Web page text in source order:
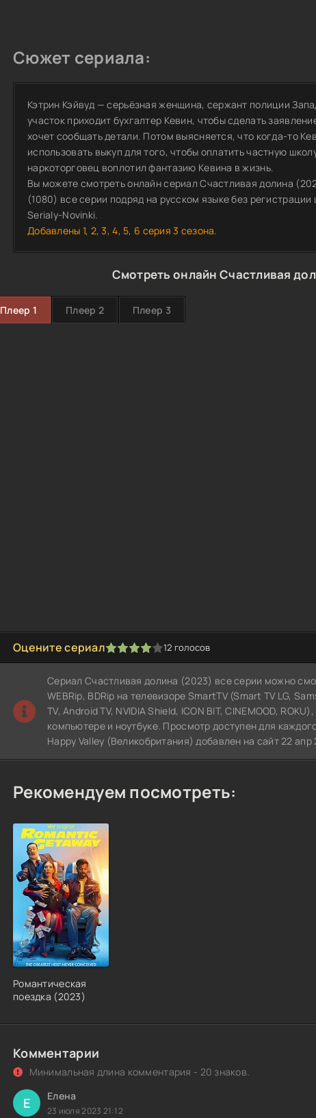
Сюжет сериала:
Кэтрин Кэйвуд — серьёзная женщина, сержант полиции
участок приходит бухгалтер Кевин, чтобы сделать
хочет сообщать детали. Потом выясняется, что когда-то
использовать выкуп для того, чтобы оплатить частную
наркоторговец воплотил фантазию Кевина в жизнь.
Вы можете смотреть онлайн сериал Счастливая долина
(1080) все серии подряд на русском языке без
Serialy-Novinki.
Добавлены 1, 2, 3, 4, 5, 6 серия 3 сезона.
Смотреть онлайн Счастливая
Плеер 1 Плеер 2 Плеер 3
Оцените сериал
1 2 3 4 5 12 голосов
Сериал Счастливая долина (2023) все серии можно
WEBRip, BDRip на телевизоре SmartTV (Smart TV LG,
TV, Android TV, NVIDIA Shield, ICON BIT, CINEMOOD,
компьютере и ноутбуке. Просмотр доступен для
Happy Valley (Великобритания) добавлен на сайт 22
Рекомендуем посмотреть:
Романтическая
поездка (2023)
Комментарии
Минимальная длина комментария - 20 знаков.
Е Елена
23 июля 2023 21:12